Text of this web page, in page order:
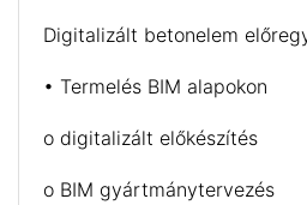
Digitalizált betonelem
• Termelés BIM alapokon
o digitalizált előkészítés
o BIM gyártmánytervezés